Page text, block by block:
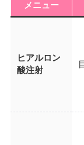
メニュー
ヒアルロン
酸注射